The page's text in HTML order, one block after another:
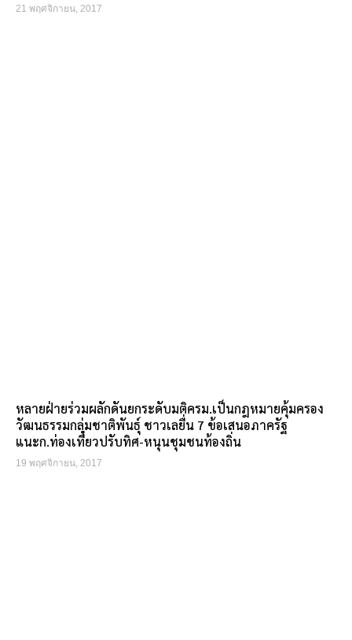
21 พฤศจิกายน, 2017
หลายฝ่ายร่วมผลักดันยกระดับมติครม.เป็นกฎหมายคุ้มครอง
วัฒนธรรมกลุ่มชาติพันธุ์ ชาวเลยื่น 7 ข้อเสนอภาครัฐ
แนะก.ท่องเที่ยวปรับทิศ-หนุนชุมชนท้องถิ่น
19 พฤศจิกายน, 2017